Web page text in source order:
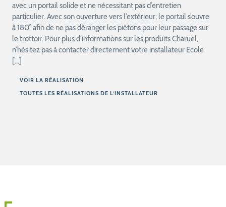
avec un portail solide et ne nécessitant pas d’entretien
particulier. Avec son ouverture vers l’extérieur, le portail s’ouvre
à 180° afin de ne pas déranger les piétons pour leur passage sur
le trottoir. Pour plus d’informations sur les produits Charuel,
n’hésitez pas à contacter directement votre installateur Ecole
[…]
VOIR LA RÉALISATION
TOUTES LES RÉALISATIONS DE L’INSTALLATEUR